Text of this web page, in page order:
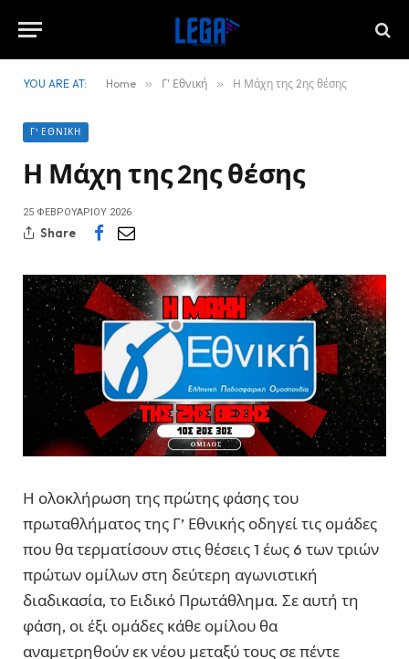
YOU ARE AT: Home » Γ' Εθνική » Η Μάχη της 2ης θέσης
Γ' ΕΘΝΙΚΉ
Η Μάχη της 2ης θέσης
25 ΦΕΒΡΟΥΑΡΊΟΥ 2026
Share
Η ολοκλήρωση της πρώτης φάσης του
πρωταθλήματος της Γ’ Εθνικής οδηγεί τις ομάδες
που θα τερματίσουν στις θέσεις 1 έως 6 των τριών
πρώτων ομίλων στη δεύτερη αγωνιστική
διαδικασία, το Ειδικό Πρωτάθλημα. Σε αυτή τη
φάση, οι έξι ομάδες κάθε ομίλου θα
αναμετρηθούν εκ νέου μεταξύ τους σε πέντε